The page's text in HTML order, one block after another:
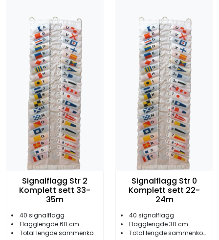
Signalflagg Str 2
Komplett sett 33-
35m
40 signalflagg
Flagglengde 60 cm
Total lengde sammenkoblet 33-35 meter
Signalflagg Str 0
Komplett sett 22-
24m
40 signalflagg
Flagglengde 30 cm
Total lengde sammenkoblet 22-24 meter